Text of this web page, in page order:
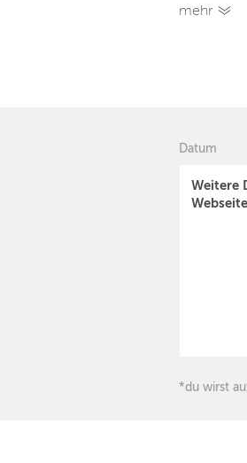
mehr
Datum
Weitere
*du wirst